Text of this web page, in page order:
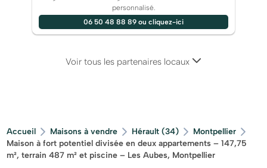
personnalisé.
06 50 48 88 89 ou cliquez-ici
Voir tous les partenaires locaux
Accueil Maisons à vendre Hérault (34)
Montpellier
Maison à fort potentiel divisée en deux appartements – 147,75
m², terrain 487 m² et piscine – Les Aubes, Montpellier